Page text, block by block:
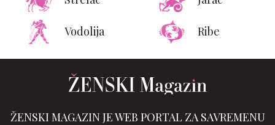
Vodolija Ribe
ŽENSKI MAGAZIN JE WEB PORTAL ZA SAVREMENU